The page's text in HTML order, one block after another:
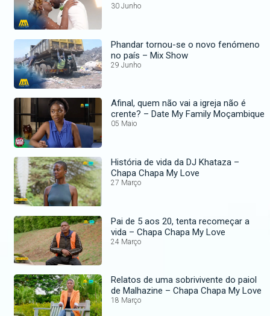
Perfeito
30 Junho
Phandar tornou-se o novo fenómeno
no país – Mix Show
29 Junho
Afinal, quem não vai a igreja não é
crente? – Date My Family Moçambique
05 Maio
História de vida da DJ Khataza –
Chapa Chapa My Love
27 Março
Pai de 5 aos 20, tenta recomeçar a
vida – Chapa Chapa My Love
24 Março
Relatos de uma sobrivivente do paiol
de Malhazine – Chapa Chapa My Love
18 Março